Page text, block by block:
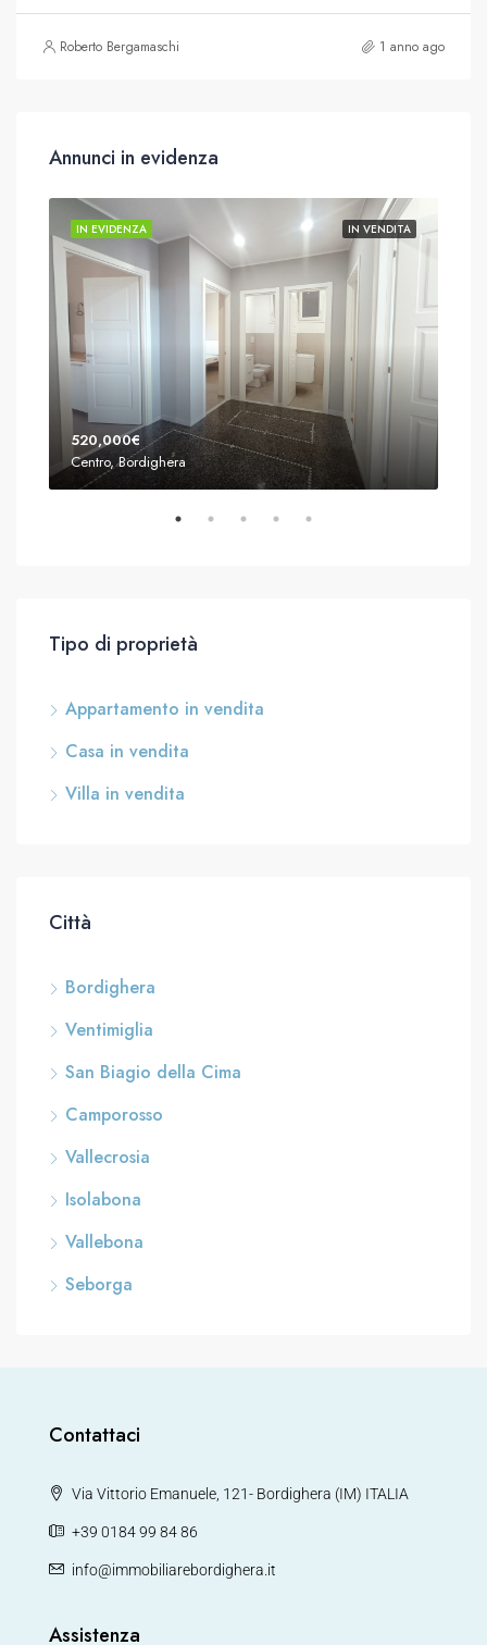
Roberto Bergamaschi 1 anno ago
Annunci in evidenza
IN VENDITA
IN EVIDENZA
520,000€
Centro, Bordighera
Tipo di proprietà
Appartamento in vendita
Casa in vendita
Villa in vendita
Città
Bordighera
Ventimiglia
San Biagio della Cima
Camporosso
Vallecrosia
Isolabona
Vallebona
Seborga
Contattaci
Via Vittorio Emanuele, 121- Bordighera (IM) ITALIA
+39 0184 99 84 86
info@immobiliarebordighera.it
Assistenza